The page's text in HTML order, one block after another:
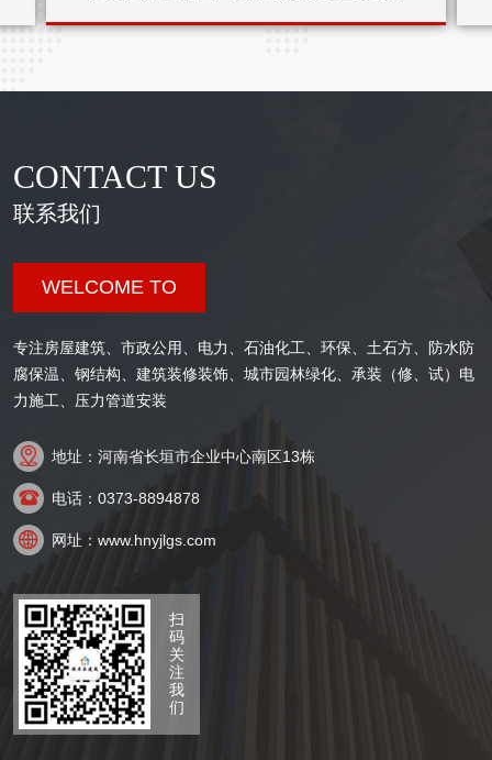
CONTACT US
联系我们
WELCOME TO
专注房屋建筑、市政公用、电力、石油化工、环保、土石方、防水防
腐保温、钢结构、建筑装修装饰、城市园林绿化、承装（修、试）电
力施工、压力管道安装
 地址：河南省长垣市企业中心南区13栋
 电话：0373-8894878
 网址：www.hnyjlgs.com
扫
码
关
注
我
们